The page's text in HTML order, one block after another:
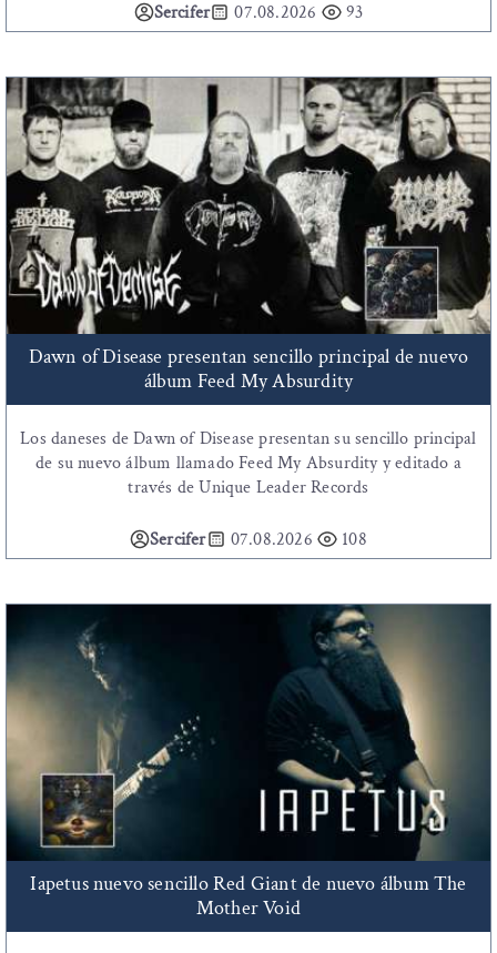
Sercifer 07.08.2026 93
Dawn of Disease presentan sencillo principal de nuevo
álbum Feed My Absurdity
Los daneses de Dawn of Disease presentan su sencillo principal
de su nuevo álbum llamado Feed My Absurdity y editado a
través de Unique Leader Records
Sercifer 07.08.2026 108
Iapetus nuevo sencillo Red Giant de nuevo álbum The
Mother Void